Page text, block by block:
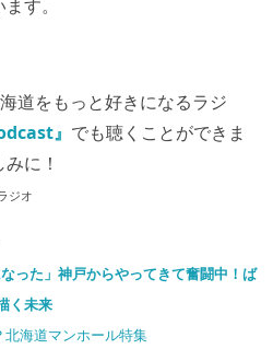
す。
道をもっと好きになるラジ
』 でも聴くことができま
に！
ジオ
った」神戸からやってきて奮闘中！ば
く未来
北海道マンホール特集